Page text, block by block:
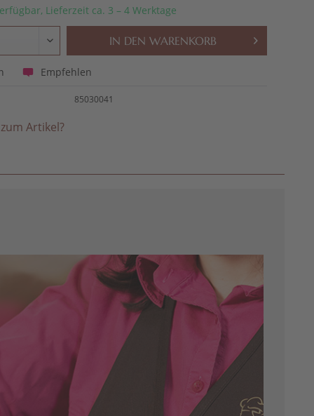
Lieferzeit ca. 3 – 4 Werktage
IN DEN WARENKORB
Empfehlen
85030041
Artikel?